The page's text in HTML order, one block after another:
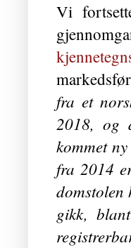
Vi
fra et
2018, og
kommet
fra 2014
domstolen
gikk,